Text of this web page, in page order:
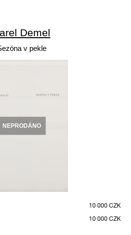
Demel
v pekle
NEPRODÁNO
10 000 CZK
10 000 CZK